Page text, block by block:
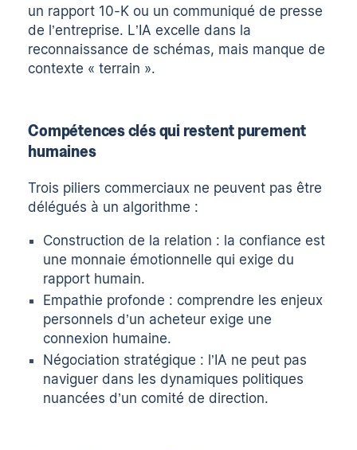
un rapport 10-K ou un communiqué de presse
de l’entreprise. L’IA excelle dans la
reconnaissance de schémas, mais manque de
contexte « terrain ».
Compétences clés qui restent purement
humaines
Trois piliers commerciaux ne peuvent pas être
délégués à un algorithme :
Construction de la relation : la confiance est
une monnaie émotionnelle qui exige du
rapport humain.
Empathie profonde : comprendre les enjeux
personnels d’un acheteur exige une
connexion humaine.
Négociation stratégique : l’IA ne peut pas
naviguer dans les dynamiques politiques
nuancées d’un comité de direction.